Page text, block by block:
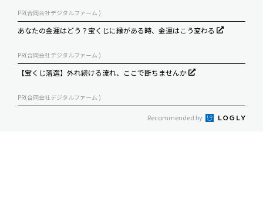
PR(合同会社デジタルファーム )
あなたの金運はどう？宝くじに縁がある時、金運はこう変わる
PR(合同会社デジタルファーム )
【宝くじ落選】外れ続ける流れ、ここで断ちませんか
PR(合同会社デジタルファーム )
Recommended by